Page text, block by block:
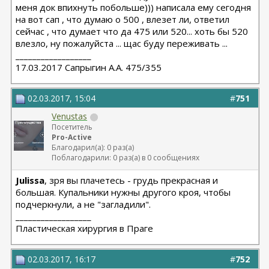
меня док впихнуть побольше))) написала ему сегодня
на вот сап , что думаю о 500 , влезет ли, ответил
сейчас , что думает что да 475 или 520... хоть бы 520
влезло, ну пожалуйста ... щас буду переживать ...
17.03.2017 Сапрыгин А.А. 475/355
#751
02.03.2017, 15:04
Venustas
Посетитель
Pro-Active
Благодарил(а): 0 раз(а)
Поблагодарили: 0 раз(а) в 0 сообщениях
Julissa, зря вы плачетесь - грудь прекрасная и
большая. Купальники нужны другого кроя, чтобы
подчеркнули, а не "загладили".
Пластическая хирургия в Праге
#752
02.03.2017, 16:17